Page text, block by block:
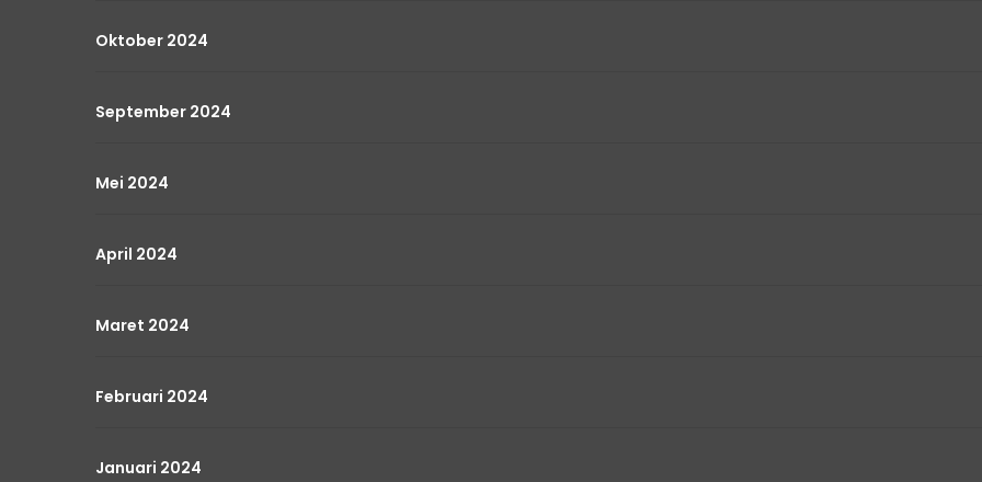
Oktober 2024
September 2024
Mei 2024
April 2024
Maret 2024
Februari 2024
Januari 2024